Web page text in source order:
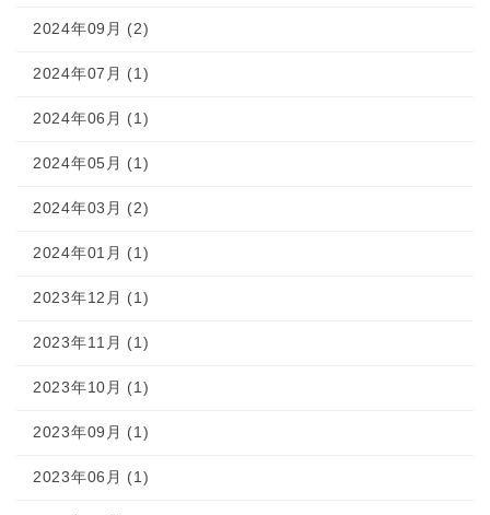
2024年09月 (2)
2024年07月 (1)
2024年06月 (1)
2024年05月 (1)
2024年03月 (2)
2024年01月 (1)
2023年12月 (1)
2023年11月 (1)
2023年10月 (1)
2023年09月 (1)
2023年06月 (1)